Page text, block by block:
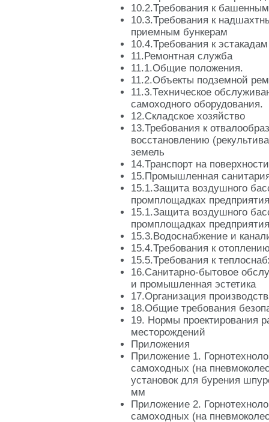
10.2.Требования к
10.3.Требования к
приемным бункерам
10.4.Требования к
11.Ремонтная служба
11.1.Общие положения.
11.2.Объекты подземной
11.3.Техническое
самоходного оборудования.
12.Складское хозяйство
13.Требования к
восстановлению
земель
14.Транспорт на поверхности
15.Промышленная
15.1.Защита воздушного
промплощадках предприятия
15.1.Защита воздушного
промплощадках предприятия
15.3.Водоснабжение и
15.4.Требования к
15.5.Требования к
16.Санитарно-бытовое
и промышленная эстетика
17.Организация
18.Общие требования
19. Нормы проектирования
месторождений
Приложения
Приложение 1.
самоходных (на
установок для бурения
мм
Приложение 2.
самоходных (на